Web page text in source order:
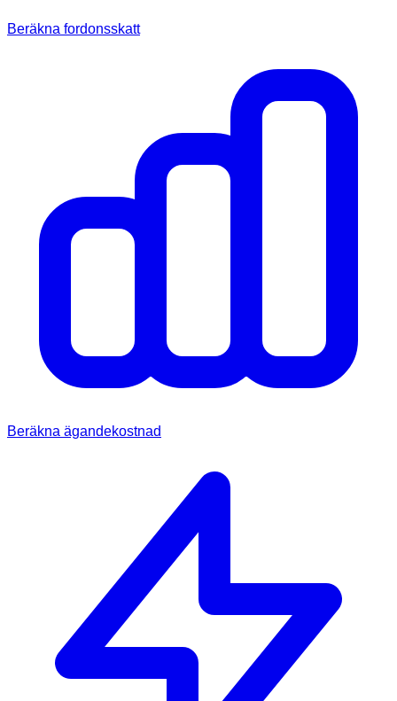
Beräkna fordonsskatt
Beräkna ägandekostnad